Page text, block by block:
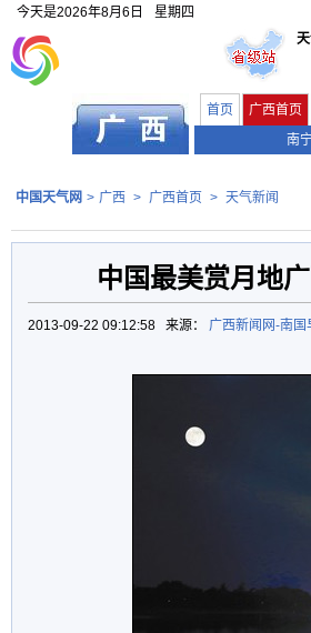
今天是2026年8月6日
星期四
首页 广西首页
南
中国天气网 > 广西 > 广西首页 > 天气新闻
中国最美赏月地
2013-09-22 09:12:58 来源： 广西新闻网-南国